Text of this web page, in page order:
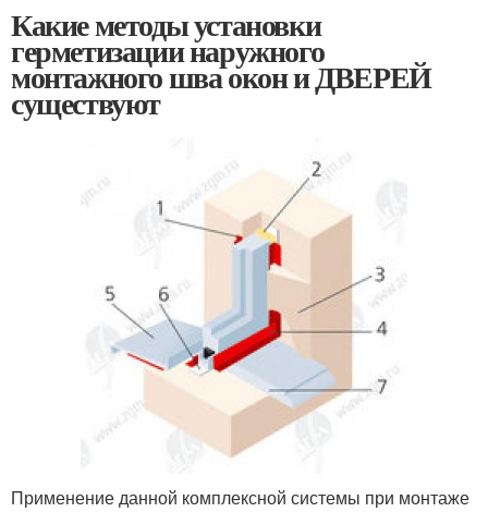
Какие методы установки
герметизации наружного
монтажного шва окон и ДВЕРЕЙ
существуют
Применение данной комплексной системы при монтаже